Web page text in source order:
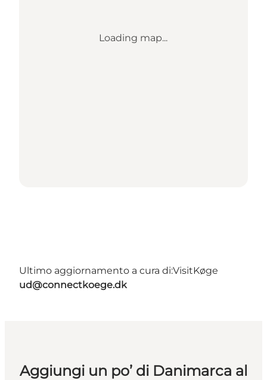
Loading map...
Ultimo aggiornamento a cura di:VisitKøge
ud@connectkoege.dk
Aggiungi un po’ di Danimarca al